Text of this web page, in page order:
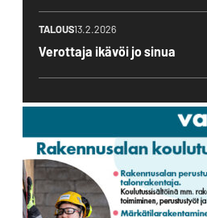
TALOUS13.2.2026
Verottaja ikävöi jo sinua